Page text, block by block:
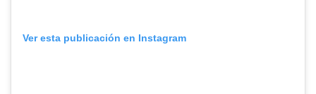
Ver esta publicación en Instagram